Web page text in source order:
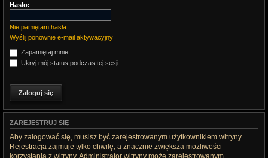
Hasło:
Nie pamiętam hasła
Wyślij ponownie e-mail aktywacyjny
Zapamiętaj mnie
Ukryj mój status podczas tej sesji
ZAREJESTRUJ SIĘ
Aby zalogować się, musisz być zarejestrowanym użytkownikiem witryny.
Rejestracja zajmuje tylko chwilę, a znacznie zwiększa możliwości
korzystania z witryny. Administrator witryny może zarejestrowanym